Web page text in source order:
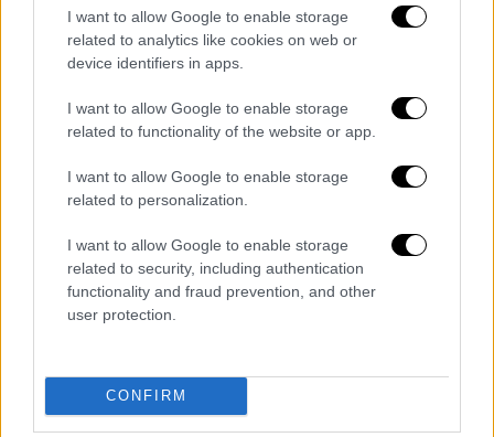
I want to allow Google to enable storage
related to analytics like cookies on web or
device identifiers in apps.
I want to allow Google to enable storage
related to functionality of the website or app.
I want to allow Google to enable storage
related to personalization.
I want to allow Google to enable storage
related to security, including authentication
functionality and fraud prevention, and other
user protection.
CONFIRM
Ειδικότερα η κυβέρνηση αλλά και το
υπουργείο υγείας σκοπεύουν τα δημόσια
ποιοτικά κριτήρια ώστε κάθε υπηρεσία που
θα παρέχεται στους πολίτες να μπορεί να
μετρηθεί ποιοτικά.
δείκτες ποιότηταςπου θα οδηγούν καισε
μπόνους για τις κλινικές αλλά και τους
εργαζόμενους, αλλά ταυτόχρονα θα
βάση την αξιολόγηση που θα περνούν οι
κλινικές θα γίνεται και η κατανομή των